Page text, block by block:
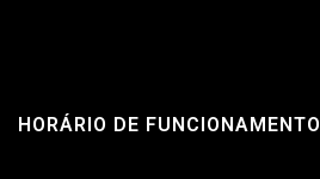
HORÁRIO DE FUNCIONAMENTO